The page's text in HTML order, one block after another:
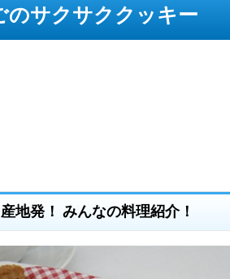
のサクサククッキー
発！ みんなの料理紹介！